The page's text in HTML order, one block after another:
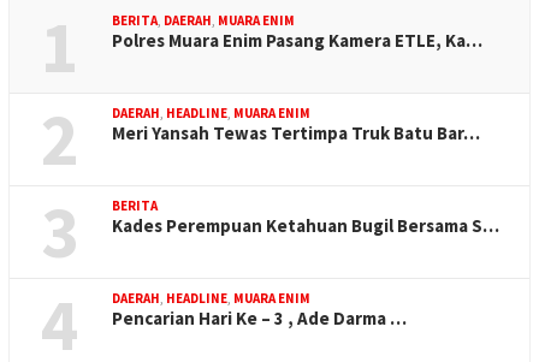
1 BERITA, DAERAH, MUARA ENIM
Polres Muara Enim Pasang Kamera ETLE, Ka…
2 DAERAH, HEADLINE, MUARA ENIM
Meri Yansah Tewas Tertimpa Truk Batu Bar…
3 BERITA
Kades Perempuan Ketahuan Bugil Bersama S…
4 DAERAH, HEADLINE, MUARA ENIM
Pencarian Hari Ke – 3 , Ade Darma …